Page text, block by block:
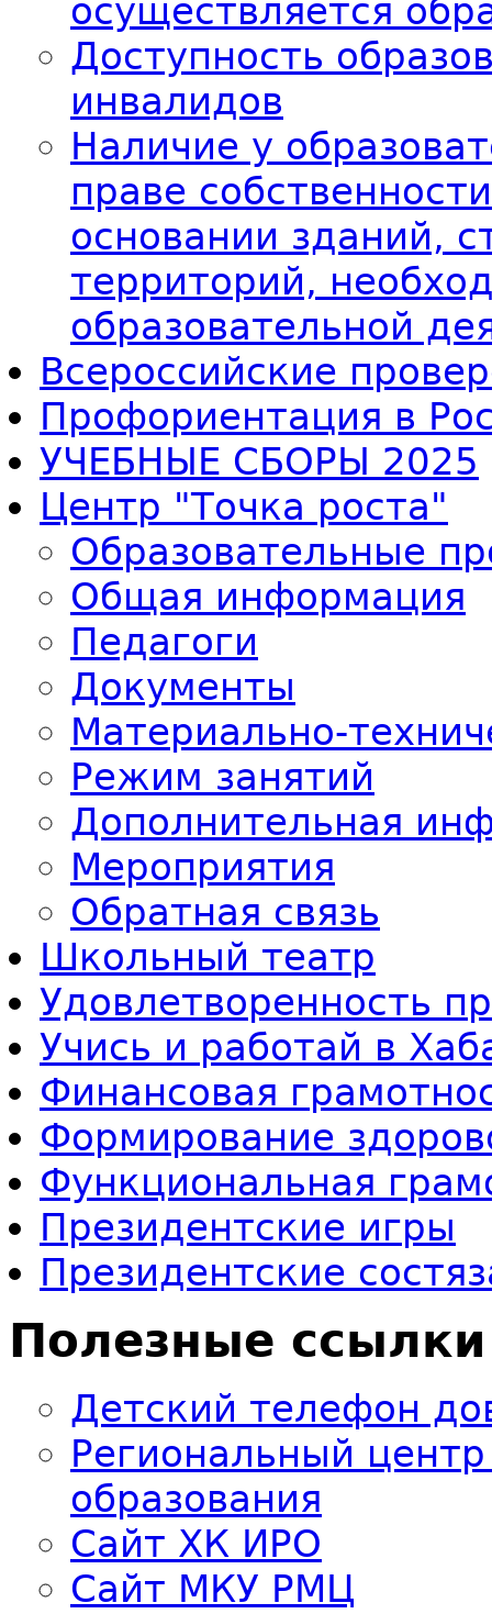
осуществляется
Доступность
инвалидов
Наличие у
праве
основании зданий,
территорий,
образовательной
Всероссийские
Профориентация в
УЧЕБНЫЕ СБОРЫ 2025
Центр "Точка роста"
Образовательные
Общая информация
Педагоги
Документы
Материально-
Режим занятий
Дополнительная
Мероприятия
Обратная связь
Школьный театр
Удовлетворенность
Учись и работай в
Финансовая
Формирование
Функциональная
Президентские игры
Президентские
Полезные ссылки
Детский телефон
Региональный
образования
Сайт ХК ИРО
Сайт МКУ РМЦ